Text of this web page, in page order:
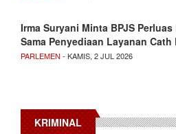
Irma Suryani Minta BPJS Perluas
Sama Penyediaan Layanan Cath
PARLEMEN - KAMIS, 2 JUL 2026
KRIMINAL